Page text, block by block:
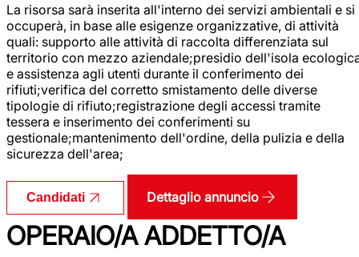
La risorsa sarà inserita all'interno dei servizi ambientali e si
occuperà, in base alle esigenze organizzative, di attività
quali: supporto alle attività di raccolta differenziata sul
territorio con mezzo aziendale;presidio dell'isola
e assistenza agli utenti durante il conferimento dei
rifiuti;verifica del corretto smistamento delle diverse
tipologie di rifiuto;registrazione degli accessi tramite
tessera e inserimento dei conferimenti su
gestionale;mantenimento dell'ordine, della pulizia e della
sicurezza dell'area;
Candidati Dettaglio annuncio
OPERAIO/A ADDETTO/A